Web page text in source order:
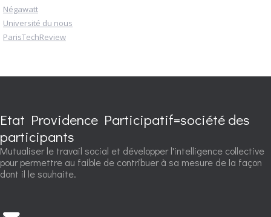
Négawatt
Université du nous
ParisTechReview
Etat Providence Participatif=société des
participants
Mutualiser le travail social et développer l'intelligence collective
pour permettre au faible de contribuer à sa mesure de la façon
dont il le souhaite.